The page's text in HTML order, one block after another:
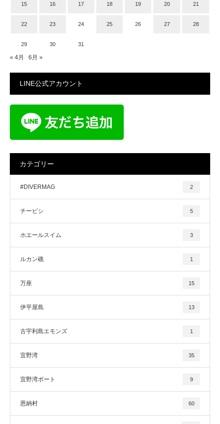
15 16 17 18 19 20 21
22 23 24 25 26 27 28
29 30 31
« 4月 6月 »
LINE公式アカウント
カテゴリー
#DIVERMAG 2
チービシ 5
ホエールスイム 3
ルカン礁 1
万座 15
伊平屋島 13
古宇利島エモンズ 1
宜野湾 35
宜野湾ボート 9
恩納村 60